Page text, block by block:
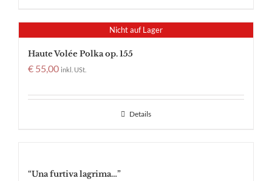
Nicht auf Lager
Haute Volée Polka op. 155
€ 55,00 inkl. USt.
Details
“Una furtiva lagrima…”